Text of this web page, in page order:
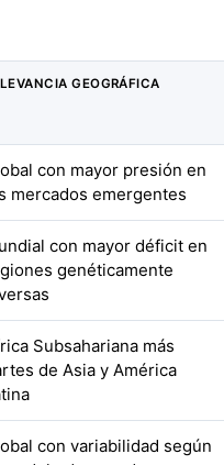
GEOGRÁFICA
con mayor presión en
mercados emergentes
con mayor déficit en
genéticamente
Subsahariana más
de Asia y América
con variabilidad según